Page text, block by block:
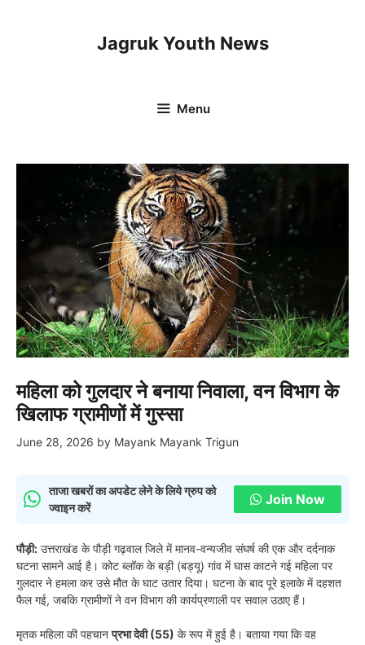
Jagruk Youth News
Menu
महिला को गुलदार ने बनाया निवाला, वन विभाग के
खिलाफ ग्रामीणों में गुस्सा
June 28, 2026 by Mayank Mayank Trigun
ताजा खबरों का अपडेट लेने के लिये ग्रुप को
ज्वाइन करें
Join Now
पौड़ी: उत्तराखंड के पौड़ी गढ़वाल जिले में मानव-वन्यजीव संघर्ष की एक और दर्दनाक
घटना सामने आई है। कोट ब्लॉक के बड़ी (बड्यू) गांव में घास काटने गई महिला पर
गुलदार ने हमला कर उसे मौत के घाट उतार दिया। घटना के बाद पूरे इलाके में दहशत
फैल गई, जबकि ग्रामीणों ने वन विभाग की कार्यप्रणाली पर सवाल उठाए हैं।
मृतक महिला की पहचानप्रभा देवी (55) के रूप में हुई है। बताया गया कि वह